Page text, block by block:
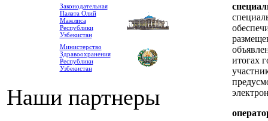
Законодательная
Палата Олий
Мажлиса
Республики
Узбекистан
Министерство
Здравоохранения
Республики
Узбекистан
Наши партнеры
итогах